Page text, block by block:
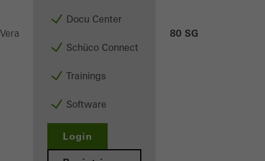
Docu Center
Schüco Connect
Trainings
Software
Login
Verarbeiter AF UDC 80 SG